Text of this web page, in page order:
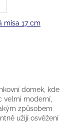
mísa 17 cm
domek, kde
velmi moderní,
způsobem
užijí osvěžení